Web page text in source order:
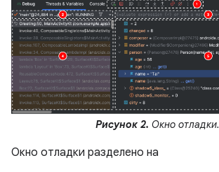
Рисунок 2. Окно отладки.
Окно отладки разделено на